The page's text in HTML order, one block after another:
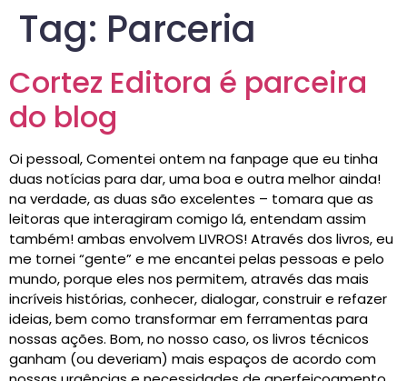
Tag: Parceria
Cortez Editora é parceira
do blog
Oi pessoal, Comentei ontem na fanpage que eu tinha
duas notícias para dar, uma boa e outra melhor ainda!
na verdade, as duas são excelentes – tomara que as
leitoras que interagiram comigo lá, entendam assim
também! ambas envolvem LIVROS! Através dos livros, eu
me tornei “gente” e me encantei pelas pessoas e pelo
mundo, porque eles nos permitem, através das mais
incríveis histórias, conhecer, dialogar, construir e refazer
ideias, bem como transformar em ferramentas para
nossas ações. Bom, no nosso caso, os livros técnicos
ganham (ou deveriam) mais espaços de acordo com